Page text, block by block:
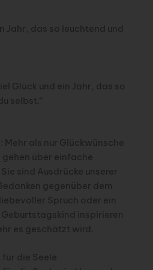
Jahr, das so leuchtend und
Glück und ein Jahr, das so
selbst.“
als nur Glückwünsche
über einfache
sind Ausdrücke unserer
gegenüber dem
Spruch oder ein
inspirieren
es geschätzt wird.
die Seele